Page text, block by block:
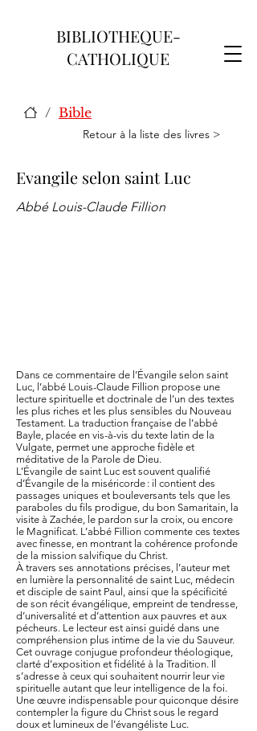
BIBLIOTHEQUE-
CATHOLIQUE
/ Bible
Retour à la liste des livres >
Evangile selon saint Luc
Abbé Louis-Claude Fillion
Dans ce commentaire de l’Évangile selon saint
Luc, l’abbé Louis-Claude Fillion propose une
lecture spirituelle et doctrinale de l’un des textes
les plus riches et les plus sensibles du Nouveau
Testament. La traduction française de l’abbé
Bayle, placée en vis-à-vis du texte latin de la
Vulgate, permet une approche fidèle et
méditative de la Parole de Dieu.
L’Évangile de saint Luc est souvent qualifié
d’Évangile de la miséricorde : il contient des
passages uniques et bouleversants tels que les
paraboles du fils prodigue, du bon Samaritain, la
visite à Zachée, le pardon sur la croix, ou encore
le Magnificat. L’abbé Fillion commente ces textes
avec finesse, en montrant la cohérence profonde
de la mission salvifique du Christ.
À travers ses annotations précises, l’auteur met
en lumière la personnalité de saint Luc, médecin
et disciple de saint Paul, ainsi que la spécificité
de son récit évangélique, empreint de tendresse,
d’universalité et d’attention aux pauvres et aux
pécheurs. Le lecteur est ainsi guidé dans une
compréhension plus intime de la vie du Sauveur.
Cet ouvrage conjugue profondeur théologique,
clarté d’exposition et fidélité à la Tradition. Il
s’adresse à ceux qui souhaitent nourrir leur vie
spirituelle autant que leur intelligence de la foi.
Une œuvre indispensable pour quiconque désire
contempler la figure du Christ sous le regard
doux et lumineux de l’évangéliste Luc.